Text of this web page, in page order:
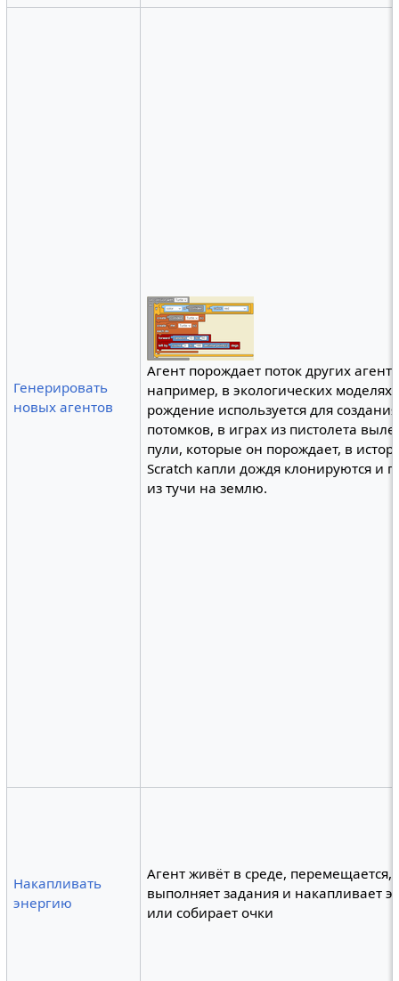
Генерировать
новых агентов
Агент порождает поток других
например, в экологических моделях
рождение используется для создания
потомков, в играх из пистолета
пули, которые он порождает, в
Scratch капли дождя клонируются и
из тучи на землю.
Накапливать
энергию
Агент живёт в среде, перемещается,
выполняет задания и накапливает
или собирает очки